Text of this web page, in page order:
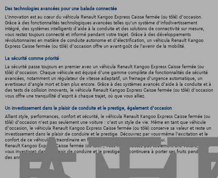
Des technologies avancées pour une balade connectée
L'innovation est au cœur du véhicula Renault Kangoo Express Caisse fermée (ou tôlé) d'occasion.
Grâce à des fonctionnalités technologiques avancées telles qu'un système d'infodivertissement
intégré, des systèmes intelligents d'aide à la conduite et des solutions de connectivité sur mesure,
vous restez toujours connecté et informé pendant votre trajet. Grâce à des développements
révolutionnaires en matière de conduite autonome et d'électrification, un véhicula Renault Kangoo
Express Caisse fermée (ou tôlé) d'occasion offre un avant-goût de l'avenir de la mobilité.
La sécurité comme priorité
La sécurité passe toujours en premier avec un véhicula Renault Kangoo Express Caisse fermée (ou
tôlé) d'occasion. Chaque véhicule est équipé d'une gamme complète de fonctionnalités de sécurité
avancées, notamment un régulateur de vitesse adaptatif, un freinage d'urgence automatique, un
avertisseur d'angle mort et bien plus encore. Grâce à des systèmes avancés d'aide à la conduite et à
des tests de collision innovants, le véhicula Renault Kangoo Express Caisse fermée (ou tôlé) d'occasion
vous offre une tranquillité d'esprit à chaque trajet, où que vous alliez.
Un investissement dans le plaisir de conduite et le prestige, également d'occasion
Alliant style, performances, confort et sécurité, le véhicula Renault Kangoo Express Caisse fermée (ou
tôlé) d'occasion n'est pas seulement une voiture : c'est un style de vie. Même en tant que véhicule
d'occasion, le véhicula Renault Kangoo Express Caisse fermée (ou tôlé) conserve sa valeur et reste un
investissement dans le plaisir de conduire et le prestige. Découvrez par vous-même l'excitation et le
confort de ce véhicule extraordinaire en faisant un essai routier dès aujourd'hui. Avec le véhicula
Renault Kangoo Express Caisse fermée (ou tôlé) , vous ne choisissez pas seulement une voiture, mais
vous investissez dans le plaisir de conduire et le prestige qui continuera à porter ses fruits pendant
des années de plaisir de conduire.